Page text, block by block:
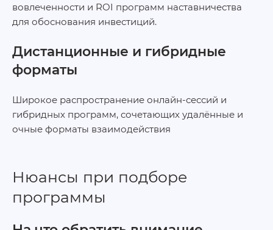
вовлеченности и ROI программ наставничества
для обоснования инвестиций.
Дистанционные и гибридные
форматы
Широкое распространение онлайн-сессий и
гибридных программ, сочетающих удалённые и
очные форматы взаимодействия
Нюансы при подборе
программы